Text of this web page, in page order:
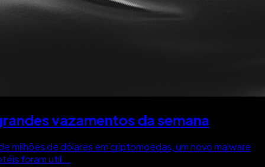
vazamentos da semana
milhões de dólares em criptomoedas, um novo malware
foram util...